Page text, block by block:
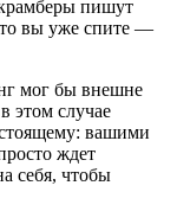
пишут
вы уже спите —
мог бы внешне
этом случае
вашими
ждет
себя, чтобы